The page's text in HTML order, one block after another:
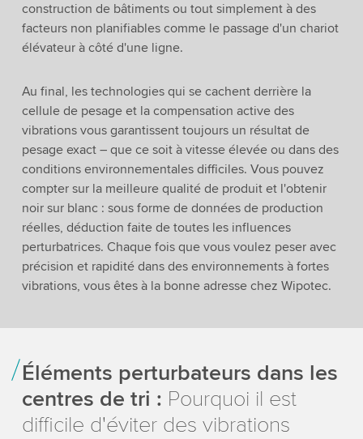
construction de bâtiments ou tout simplement à des
facteurs non planifiables comme le passage d'un chariot
élévateur à côté d'une ligne.
Au final, les technologies qui se cachent derrière la
cellule de pesage et la compensation active des
vibrations vous garantissent toujours un résultat de
pesage exact – que ce soit à vitesse élevée ou dans des
conditions environnementales difficiles. Vous pouvez
compter sur la meilleure qualité de produit et l'obtenir
noir sur blanc : sous forme de données de production
réelles, déduction faite de toutes les influences
perturbatrices. Chaque fois que vous voulez peser avec
précision et rapidité dans des environnements à fortes
vibrations, vous êtes à la bonne adresse chez Wipotec.
Éléments perturbateurs dans les
centres de tri : Pourquoi il est
difficile d'éviter des vibrations